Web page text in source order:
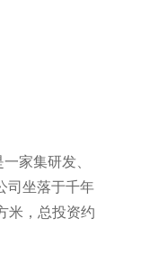
家集研发、
司坐落于千年
米，总投资约